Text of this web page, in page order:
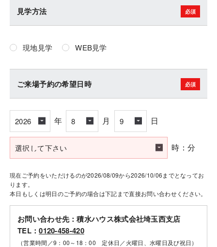
見学方法
現地見学 WEB見学
ご来場予約の希望日時
年 月 日
時：分
現在ご予約をいただけるのが2026/08/09から2026/10/06までとなってお
ります。
本日もしくは明日のご予約の場合は下記まで直接お問い合わせください。
お問い合わせ先：積水ハウス株式会社埼玉西支店
TEL：0120-458-420
（営業時間／9：00～18：00 定休日／火曜日、水曜日及び祝日）